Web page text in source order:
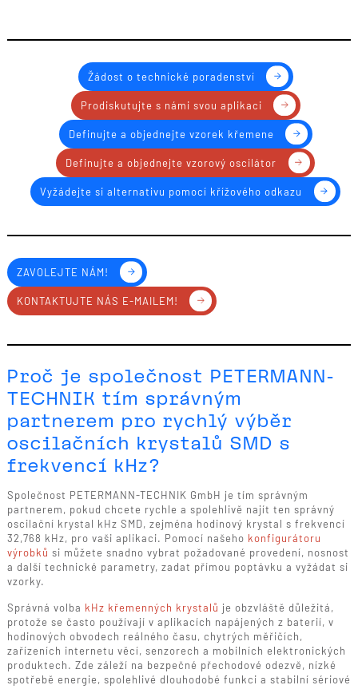
Žádost o technické poradenství
Prodiskutujte s námi svou aplikaci
Definujte a objednejte vzorek křemene
Definujte a objednejte vzorový oscilátor
Vyžádejte si alternativu pomocí křížového odkazu
ZAVOLEJTE NÁM!
KONTAKTUJTE NÁS E-MAILEM!
Proč je společnost PETERMANN-
TECHNIK tím správným
partnerem pro rychlý výběr
oscilačních krystalů SMD s
frekvencí kHz?
Společnost PETERMANN-TECHNIK GmbH je tím správným
partnerem, pokud chcete rychle a spolehlivě najít ten správný
oscilační krystal kHz SMD, zejména hodinový krystal s frekvencí
32,768 kHz, pro vaši aplikaci. Pomocí našeho konfigurátoru
výrobků si můžete snadno vybrat požadované provedení, nosnost
a další technické parametry, zadat přímou poptávku a vyžádat si
vzorky.
Správná volba kHz křemenných krystalů je obzvláště důležitá,
protože se často používají v aplikacích napájených z baterií, v
hodinových obvodech reálného času, chytrých měřičích,
zařízeních internetu věcí, senzorech a mobilních elektronických
produktech. Zde záleží na bezpečné přechodové odezvě, nízké
spotřebě energie, spolehlivé dlouhodobé funkci a stabilní sériové